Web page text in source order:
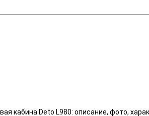
кабина Deto L980: описание, фото,